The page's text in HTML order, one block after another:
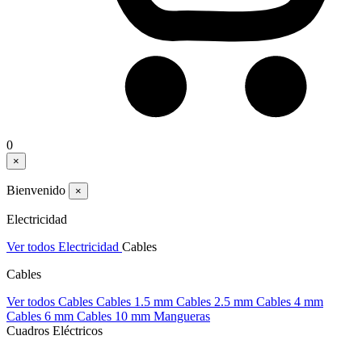
0
×
Bienvenido ×
Electricidad
Ver todos Electricidad Cables
Cables
Ver todos Cables Cables 1.5 mm Cables 2.5 mm Cables 4 mm
Cables 6 mm Cables 10 mm Mangueras
Cuadros Eléctricos